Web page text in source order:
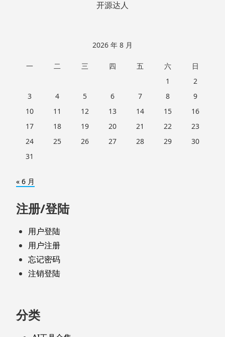
开源达人
2026 年 8 月
一 二 三 四 五 六
日
1
2
3
4 5 6 7 8
9
10
11 12 13 14 15
16
17
18 19 20 21 22
23
24
25 26 27 28 29
30
31
« 6 月
注册/登陆
用户登陆
用户注册
忘记密码
注销登陆
分类